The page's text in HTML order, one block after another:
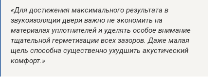
«Для достижения максимального результата в
звукоизоляции двери важно не экономить на
материалах уплотнителей и уделять особое внимание
тщательной герметизации всех зазоров. Даже малая
щель способна существенно ухудшить акустический
комфорт.»